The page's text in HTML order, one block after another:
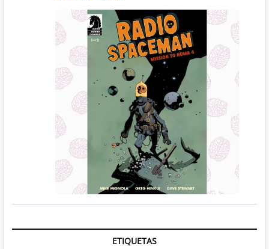
ETIQUETAS